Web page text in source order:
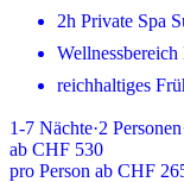
2h Private Spa
Wellnessbereich
reichhaltiges
1-7 Nächte·2 Personen
ab CHF 530
pro Person ab CHF